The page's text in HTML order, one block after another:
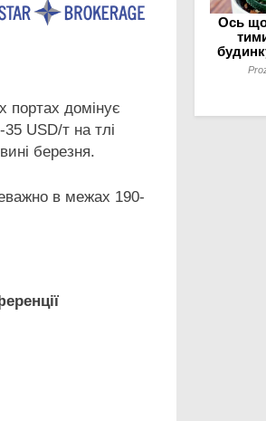
портах домінує
USD/т на тлі
березня.
в межах 190-